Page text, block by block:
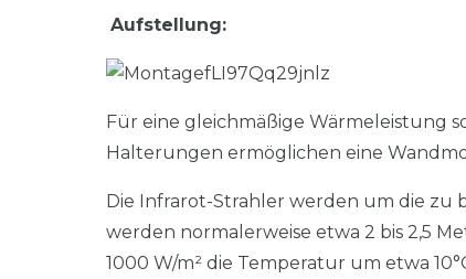
Aufstellung:
Für eine gleichmäßige Wärmeleistung
Halterungen ermöglichen eine
Die Infrarot-Strahler werden um die zu
werden normalerweise etwa 2 bis 2,5
1000 W/m² die Temperatur um etwa